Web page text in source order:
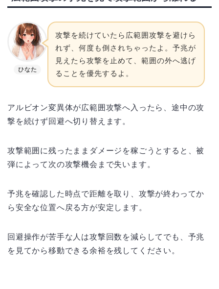
ひなた
攻撃を続けていたら広範囲攻撃を避けら
れず、何度も倒されちゃったよ。予兆が
見えたら攻撃を止めて、範囲の外へ逃げ
ることを優先するよ。
アルビオン変異体が広範囲攻撃へ入ったら、途中の攻
撃を続けず回避へ切り替えます。
攻撃範囲に残ったままダメージを稼ごうとすると、被
弾によって次の攻撃機会まで失います。
予兆を確認した時点で距離を取り、攻撃が終わってか
ら安全な位置へ戻る方が安定します。
回避操作が苦手な人は攻撃回数を減らしてでも、予兆
を見てから移動できる余裕を残してください。